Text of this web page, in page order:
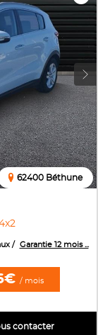
62400 Béthune
Garantie 12 mois ...
/ mois
contacter